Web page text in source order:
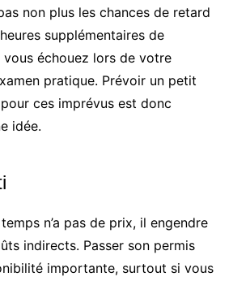
non plus les chances de retard
supplémentaires de
échouez lors de votre
pratique. Prévoir un petit
ces imprévus est donc
idée.
n’a pas de prix, il engendre
indirects. Passer son permis
importante, surtout si vous